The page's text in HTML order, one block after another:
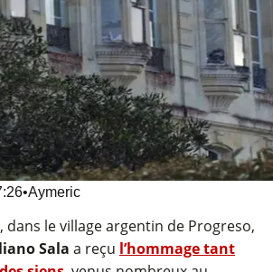
•Aymeric
dans le village argentin de Progreso,
Sala a reçu l’hommage tant